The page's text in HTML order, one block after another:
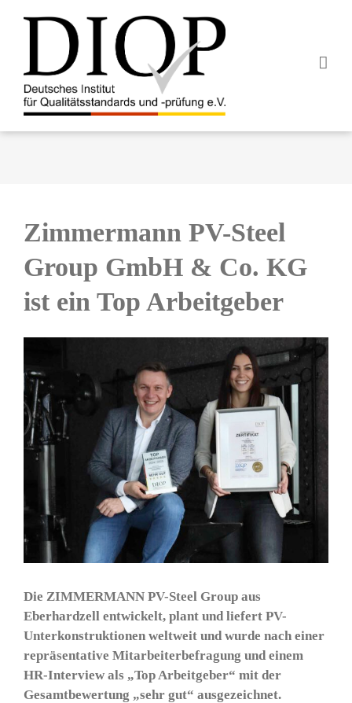
Zimmermann PV-Steel
Group GmbH & Co. KG
ist ein Top Arbeitgeber
e
g
e
g
s
e
r
s
B
i
l
d
Die ZIMMERMANN PV-Steel Group aus
Eberhardzell entwickelt, plant und liefert PV-
Unterkonstruktionen weltweit und wurde nach einer
repräsentative Mitarbeiterbefragung und einem
HR-Interview als „Top Arbeitgeber“ mit der
Gesamtbewertung „sehr gut“ ausgezeichnet.